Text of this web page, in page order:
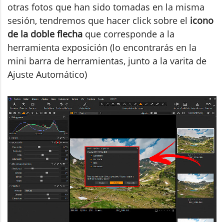
otras fotos que han sido tomadas en la misma
sesión, tendremos que hacer click sobre el icono
de la doble flecha que corresponde a la
herramienta exposición (lo encontrarás en la
mini barra de herramientas, junto a la varita de
Ajuste Automático)